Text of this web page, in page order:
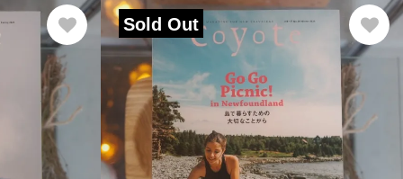
Sold Out